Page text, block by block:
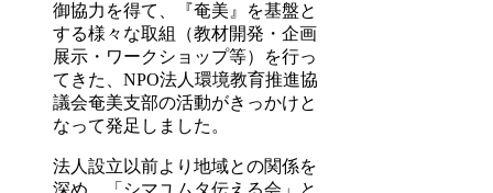
御協力を得て、『奄美』を基盤と
する様々な取組（教材開発・企画
展示・ワークショップ等）を行っ
てきた、NPO法人環境教育推進協
議会奄美支部の活動がきっかけと
なって発足しました。
法人設立以前より地域との関係を